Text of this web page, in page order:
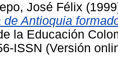
José Félix
de Antioquia
la Educación
ISSN (Versión